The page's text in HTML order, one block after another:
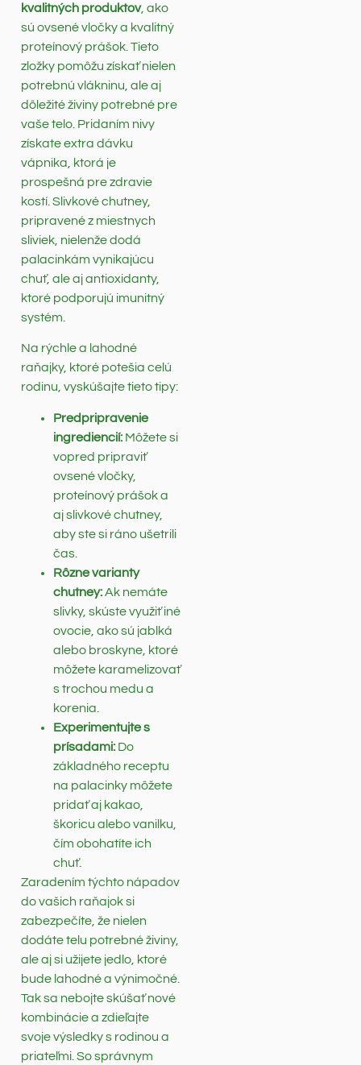
kvalitných produktov, ako
sú ovsené vločky a kvalitný
proteínový prášok. Tieto
zložky pomôžu získať nielen
potrebnú vlákninu, ale aj
dôležité živiny potrebné pre
vaše telo. Pridaním nivy
získate extra dávku
vápnika, ktorá je
prospešná pre zdravie
kostí. Slivkové chutney,
pripravené z miestnych
sliviek, nielenže dodá
palacinkám vynikajúcu
chuť, ale aj antioxidanty,
ktoré podporujú imunitný
systém.
Na rýchle a lahodné
raňajky, ktoré potešia celú
rodinu, vyskúšajte tieto tipy:
Predpripravenie
ingrediencií: Môžete si
vopred pripraviť
ovsené vločky,
proteínový prášok a
aj slivkové chutney,
aby ste si ráno ušetrili
čas.
Rôzne varianty
chutney:Ak nemáte
slivky, skúste využiť iné
ovocie, ako sú jablká
alebo broskyne, ktoré
môžete karamelizovať
s trochou medu a
korenia.
Experimentujte s
prísadami: Do
základného receptu
na palacinky môžete
pridať aj kakao,
škoricu alebo vanilku,
čím obohatíte ich
chuť.
Zaradením týchto nápadov
do vašich raňajok si
zabezpečíte, že nielen
dodáte telu potrebné živiny,
ale aj si užijete jedlo, ktoré
bude lahodné a výnimočné.
Tak sa nebojte skúšať nové
kombinácie a zdieľajte
svoje výsledky s rodinou a
priateľmi. So správnym